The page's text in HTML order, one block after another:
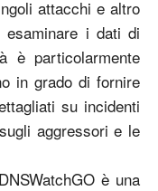
attacchi e altro
i dati di
è particolarmente
in grado di fornire
su incidenti
aggressori e le
è una